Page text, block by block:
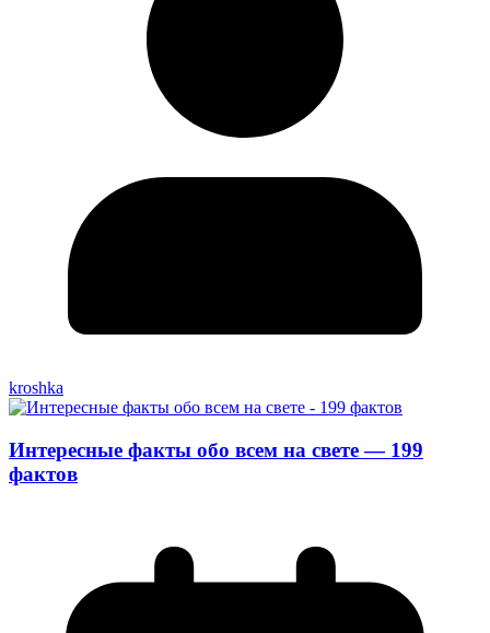
kroshka
Интересные факты обо всем на свете — 199
фактов